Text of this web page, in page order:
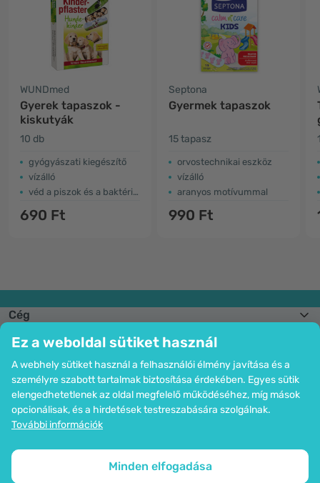
Ez a weboldal sütiket használ
A webhely sütiket használ a felhasználói élmény javítása és a
személyre szabott tartalmak biztosítása érdekében. Egyes sütik
elengedhetetlenek az oldal megfelelő működéséhez, míg mások
opcionálisak, és a hirdetések testreszabására szolgálnak.
További információk
Minden elfogadása
WUNDmed
Gyerek tapaszok -
kiskutyák
10 db
gyógyászati kiegészítő
vízálló
véd a piszok és a baktériumok ellen
690 Ft
Septona
Gyermek tapaszok
15 tapasz
orvostechnikai eszköz
vízálló
aranyos motívummal
990 Ft
Cég
Csatlakozzon hozzánk
Segítség és megrendelések
Bankkártyás fizetési lehetőség. A személyes adatok garantált védelme
SSL titkosítással.
Az oldal térképe